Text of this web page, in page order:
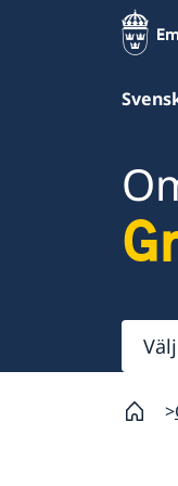
Välj
här